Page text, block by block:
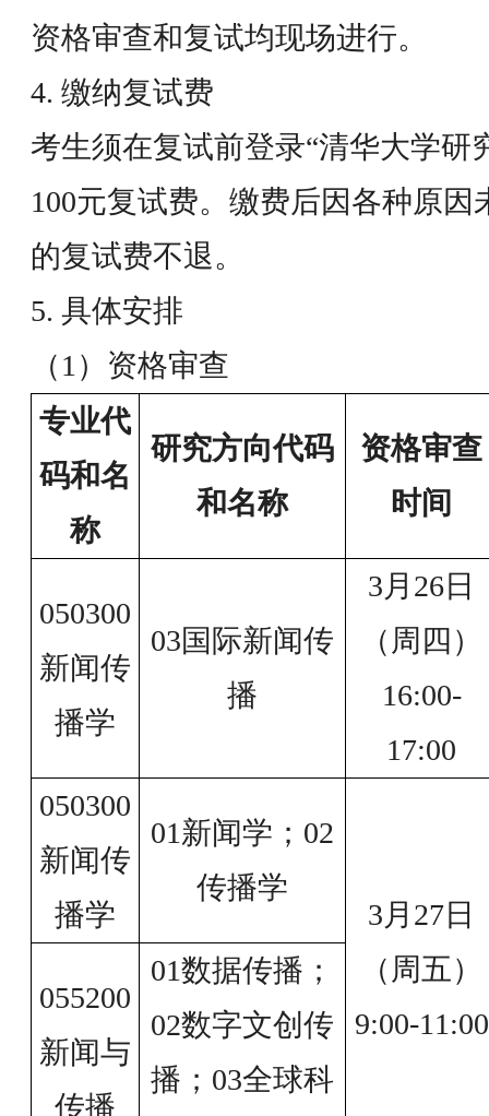
资格审查和复试均现场进行。
4. 缴纳复试费
考生须在复试前登录“清华大学研
100元复试费。缴费后因各种原
的复试费不退。
5. 具体安排
（1）资格审查
专业代
码和名
称
研究方向代码
和名称
资格审查
时间
050300
新闻传
播学
03国际新闻传
播
3月26日
（周四）
16:00-
17:00
050300
新闻传
播学
01新闻学；02
传播学
3月27日
（周五）
9:00-11:00
055200
新闻与
传播
01数据传播；
02数字文创传
播；03全球科